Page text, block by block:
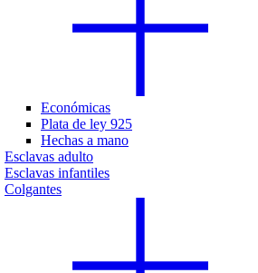
Económicas
Plata de ley 925
Hechas a mano
Esclavas adulto
Esclavas infantiles
Colgantes